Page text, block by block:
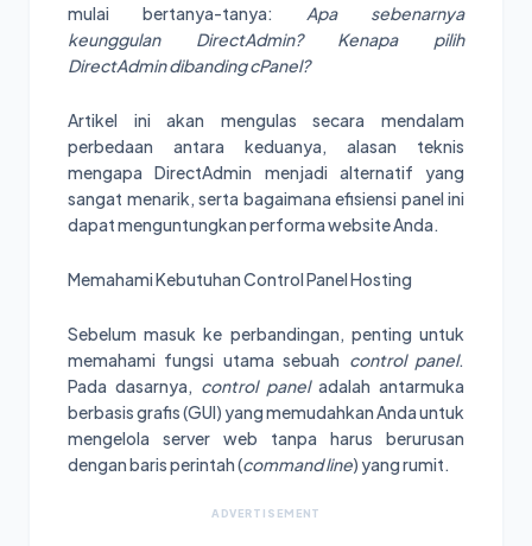
mulai bertanya-tanya: Apa sebenarnya
keunggulan DirectAdmin? Kenapa pilih
DirectAdmin dibanding cPanel?
Artikel ini akan mengulas secara mendalam
perbedaan antara keduanya, alasan teknis
mengapa DirectAdmin menjadi alternatif yang
sangat menarik, serta bagaimana efisiensi panel ini
dapat menguntungkan performa website Anda.
Memahami Kebutuhan Control Panel Hosting
Sebelum masuk ke perbandingan, penting untuk
memahami fungsi utama sebuah control panel.
Pada dasarnya, control paneladalah antarmuka
berbasis grafis (GUI) yang memudahkan Anda untuk
mengelola server web tanpa harus berurusan
dengan baris perintah (command line) yang rumit.
ADVERTISEMENT